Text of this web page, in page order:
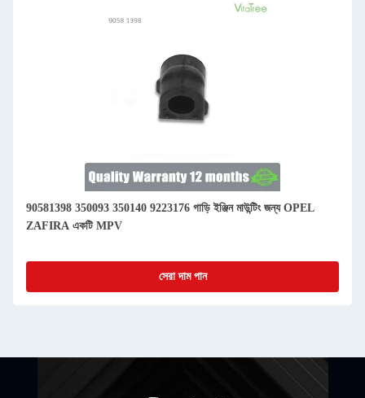
90581398 350093 350140 9223176 গাড়ি ইঞ্জিন মাউন্টিং জন্য OPEL
ZAFIRA একটি MPV
সেরা দাম পান